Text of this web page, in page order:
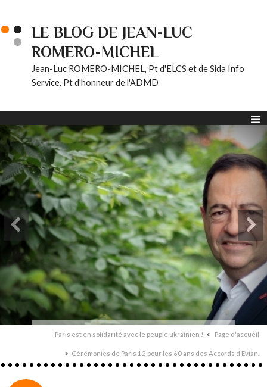
LE BLOG DE JEAN-LUC
ROMERO-MICHEL
Jean-Luc ROMERO-MICHEL, Pt d'ELCS et de Sida Info
Service, Pt d'honneur de l'ADMD
Paris est en solidarité avec le peuple ukrainien ! Page d'accueil
Cérémonies de Paris 12 pour les 60 ans des Accords d’Evian.